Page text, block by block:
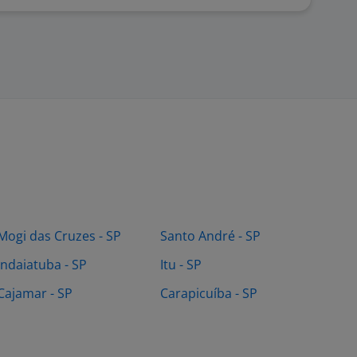
das Cruzes - SP
- SP
- SP
Santo André - SP
Itu - SP
Carapicuíba - SP